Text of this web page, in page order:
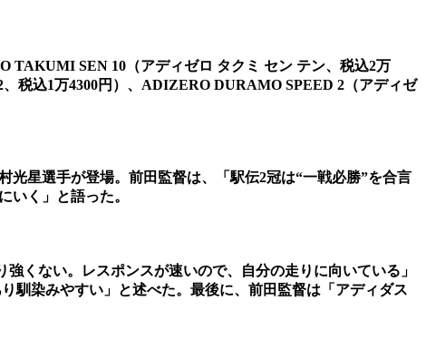
TAKUMI SEN 10（アディゼロ タクミ セン テン、税込2万
税込1万4300円）、ADIZERO DURAMO SPEED 2（アディゼ
光星選手が登場。前田監督は、「駅伝2冠は“一戦必勝”を合言
いく」と語った。
くない。レスポンスが速いので、自分の走りに向いている」
馴染みやすい」と述べた。最後に、前田監督は「アディダス